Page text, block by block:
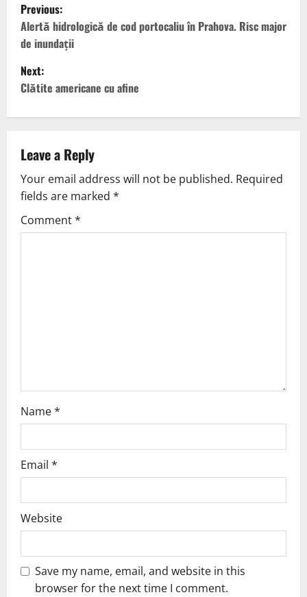
Previous:
Alertă hidrologică de cod portocaliu în Prahova. Risc major
de inundații
Next:
Clătite americane cu afine
Leave a Reply
Your email address will not be published. Required
fields are marked *
Comment*
Name*
Email *
Website
Save my name, email, and website in this
browser for the next time I comment.